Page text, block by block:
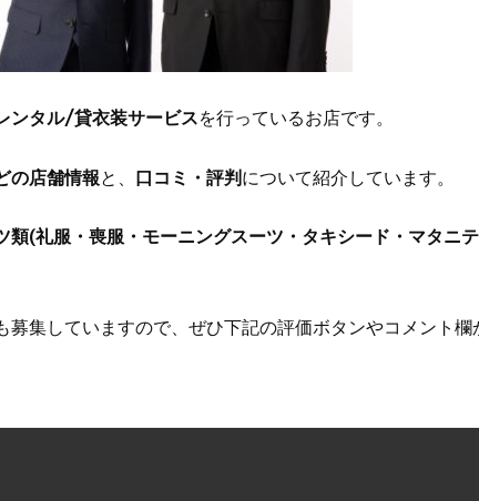
ンタル/貸衣装サービスを行っているお店です。
の店舗情報と、 口コミ・評判について紹介しています。
類(礼服・喪服・モーニングスーツ・タキシード・マタニ
集していますので、ぜひ下記の評価ボタンやコメント欄